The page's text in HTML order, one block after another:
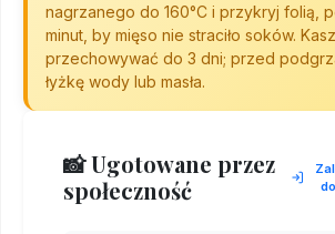
nagrzanego do 160°C i przykryj folią,
minut, by mięso nie straciło soków.
przechowywać do 3 dni; przed
łyżkę wody lub masła.
📸 Ugotowane przez
społeczność